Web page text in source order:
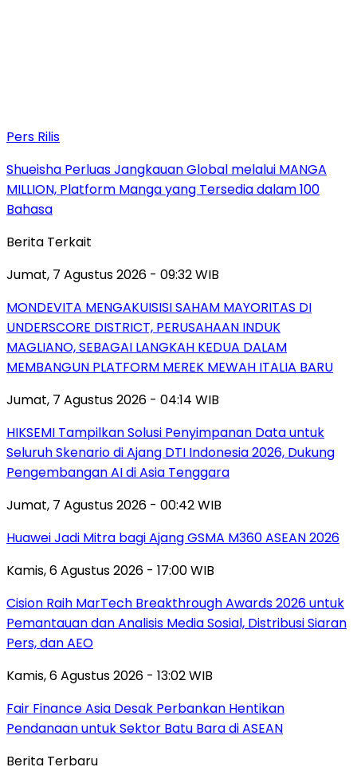
Pers Rilis
Shueisha Perluas Jangkauan Global melalui MANGA
MILLION, Platform Manga yang Tersedia dalam 100
Bahasa
Berita Terkait
Jumat, 7 Agustus 2026 - 09:32 WIB
MONDEVITA MENGAKUISISI SAHAM MAYORITAS DI
UNDERSCORE DISTRICT, PERUSAHAAN INDUK
MAGLIANO, SEBAGAI LANGKAH KEDUA DALAM
MEMBANGUN PLATFORM MEREK MEWAH ITALIA BARU
Jumat, 7 Agustus 2026 - 04:14 WIB
HIKSEMI Tampilkan Solusi Penyimpanan Data untuk
Seluruh Skenario di Ajang DTI Indonesia 2026, Dukung
Pengembangan AI di Asia Tenggara
Jumat, 7 Agustus 2026 - 00:42 WIB
Huawei Jadi Mitra bagi Ajang GSMA M360 ASEAN 2026
Kamis, 6 Agustus 2026 - 17:00 WIB
Cision Raih MarTech Breakthrough Awards 2026 untuk
Pemantauan dan Analisis Media Sosial, Distribusi Siaran
Pers, dan AEO
Kamis, 6 Agustus 2026 - 13:02 WIB
Fair Finance Asia Desak Perbankan Hentikan
Pendanaan untuk Sektor Batu Bara di ASEAN
Berita Terbaru